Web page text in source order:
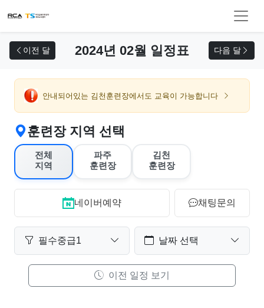
이전 달 2024년 02월 일정표 다음 달
안내되어있는 김천훈련장에서도 교육이 가능합니다
훈련장 지역 선택
전체
지역
파주
훈련장
김천
훈련장
네이버예약 채팅문의
필수중급1 날짜 선택
이전 일정 보기